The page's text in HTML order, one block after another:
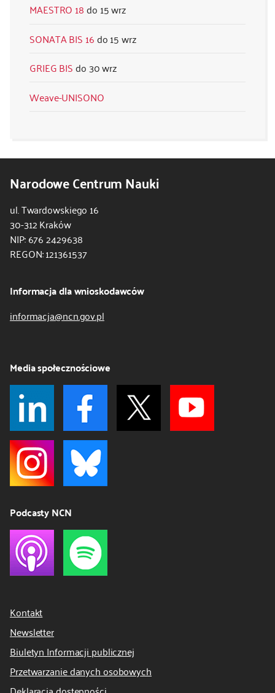
MAESTRO 18
15 wrz
SONATA BIS 16
15 wrz
GRIEG BIS
30 wrz
Weave-UNISONO
Narodowe Centrum Nauki
ul. Twardowskiego 16
30-312 Kraków
NIP: 676 2429638
REGON: 121361537
Informacja dla wnioskodawców
informacja@ncn.gov.pl
Media społecznościowe
Podcasty NCN
Kontakt
Newsletter
Biuletyn Informacji publicznej
Przetwarzanie danych osobowych